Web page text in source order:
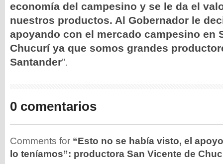
economía del campesino y se le da el
nuestros productos. Al Gobernador le
apoyando con el mercado campesino en
Chucurí ya que somos grandes
Santander”.
0 comentarios
Comments for “Esto no se había visto, el
lo teníamos”: productora San Vicente de